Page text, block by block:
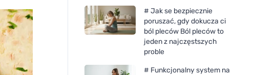
# Jak se bezpiecznie
poruszać, gdy dokucza ci
ból pleców Ból pleców to
jeden z najczęstszych
proble
# Funkcjonalny system na